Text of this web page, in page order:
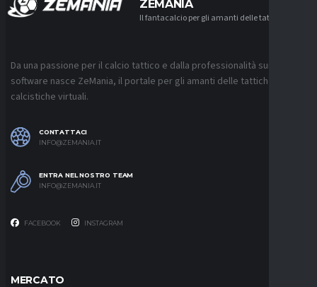
ZEMANIA
Il fantacalcio per gli amanti delle tattiche
Da una passione per il calcio tattico e dalla professionalità sui
software nasce ZeMania, il portale per gli amanti delle tattiche
calcistiche virtuali.
CONTATTACI
INFO@ZEMANIA.IT
ENTRA NEL NOSTRO TEAM
INFO@ZEMANIA.IT
FACEBOOK INSTAGRAM
MERCATO